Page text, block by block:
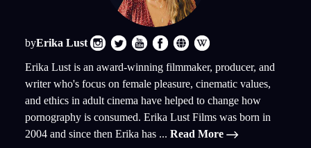
byErika Lust
Erika Lust is an award-winning filmmaker, producer, and
writer who's focus on female pleasure, cinematic values,
and ethics in adult cinema have helped to change how
pornography is consumed. Erika Lust Films was born in
2004 and since then Erika has ... Read More